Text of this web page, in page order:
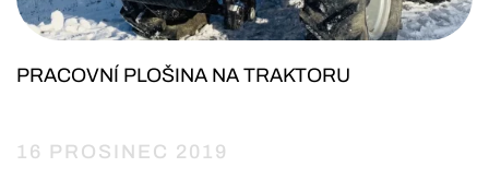
PRACOVNÍ PLOŠINA NA TRAKTORU
16 PROSINEC 2019